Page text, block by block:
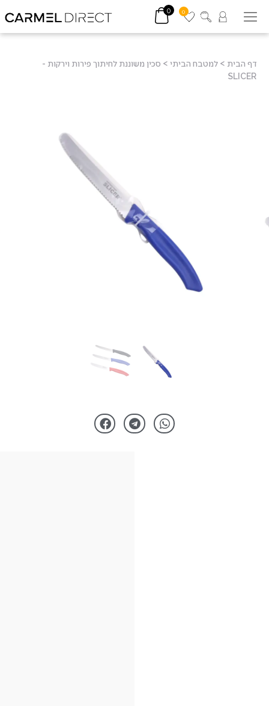
0
0
דף הבית > למטבח הביתי > סכין משוננת לחיתוך פירות וירקות -
SLICER